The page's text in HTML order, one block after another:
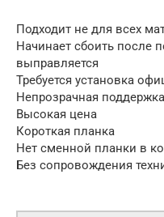
Подходит не для всех
Начинает сбоить после
выправляется
Требуется установка
Непрозрачная
Высокая цена
Короткая планка
Нет сменной планки в
Без сопровождения